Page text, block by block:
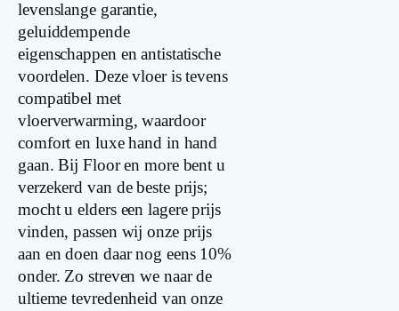
levenslange garantie,
geluiddempende
eigenschappen en antistatische
voordelen. Deze vloer is tevens
compatibel met
vloerverwarming, waardoor
comfort en luxe hand in hand
gaan. Bij Floor en more bent u
verzekerd van de beste prijs;
mocht u elders een lagere prijs
vinden, passen wij onze prijs
aan en doen daar nog eens 10%
onder. Zo streven we naar de
ultieme tevredenheid van onze